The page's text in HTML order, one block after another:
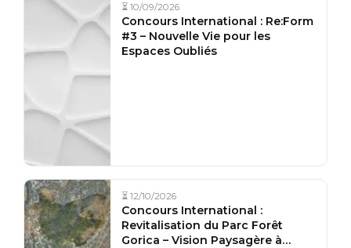
⏳ 10/09/2026
Concours International : Re:Form
#3 – Nouvelle Vie pour les
Espaces Oubliés
⏳ 12/10/2026
Concours International :
Revitalisation du Parc Forêt
Gorica – Vision Paysagère à